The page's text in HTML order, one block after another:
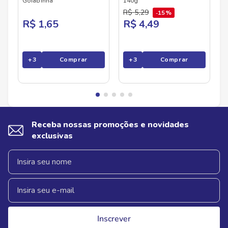
R$ 1,65
+3 Comprar
R$ 5,29 15%
R$ 4,49
+3 Comprar
Receba nossas promoções e novidades
exclusivas
Inscrever